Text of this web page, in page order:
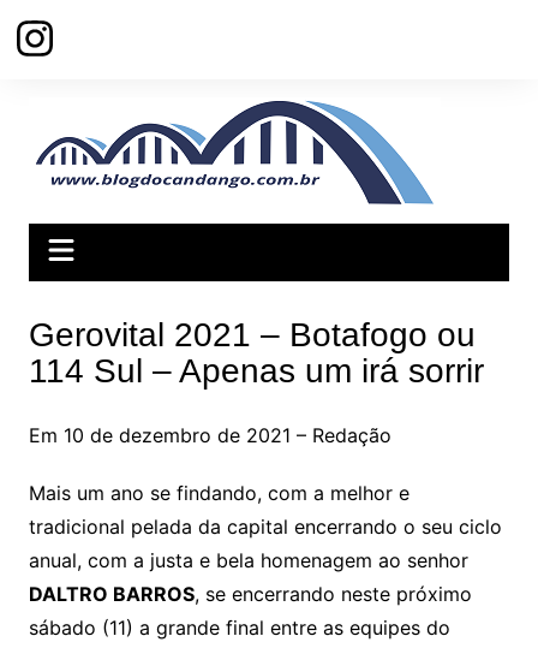
para
Gerovital 2021 – Botafogo ou
114 Sul – Apenas um irá sorrir
Em 10 de dezembro de 2021 – Redação
Mais um ano se findando, com a melhor e
tradicional pelada da capital encerrando o seu ciclo
anual, com a justa e bela homenagem ao senhor
DALTRO BARROS, se encerrando neste próximo
sábado (11) a grande final entre as equipes do